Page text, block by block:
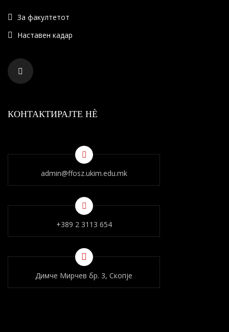
За факултетот
Наставен кадар
КОНТАКТИРАЈТЕ НÈ
admin@ffosz.ukim.edu.mk
+389 2 3113 654
Димче Мирчев бр. 3, Скопје